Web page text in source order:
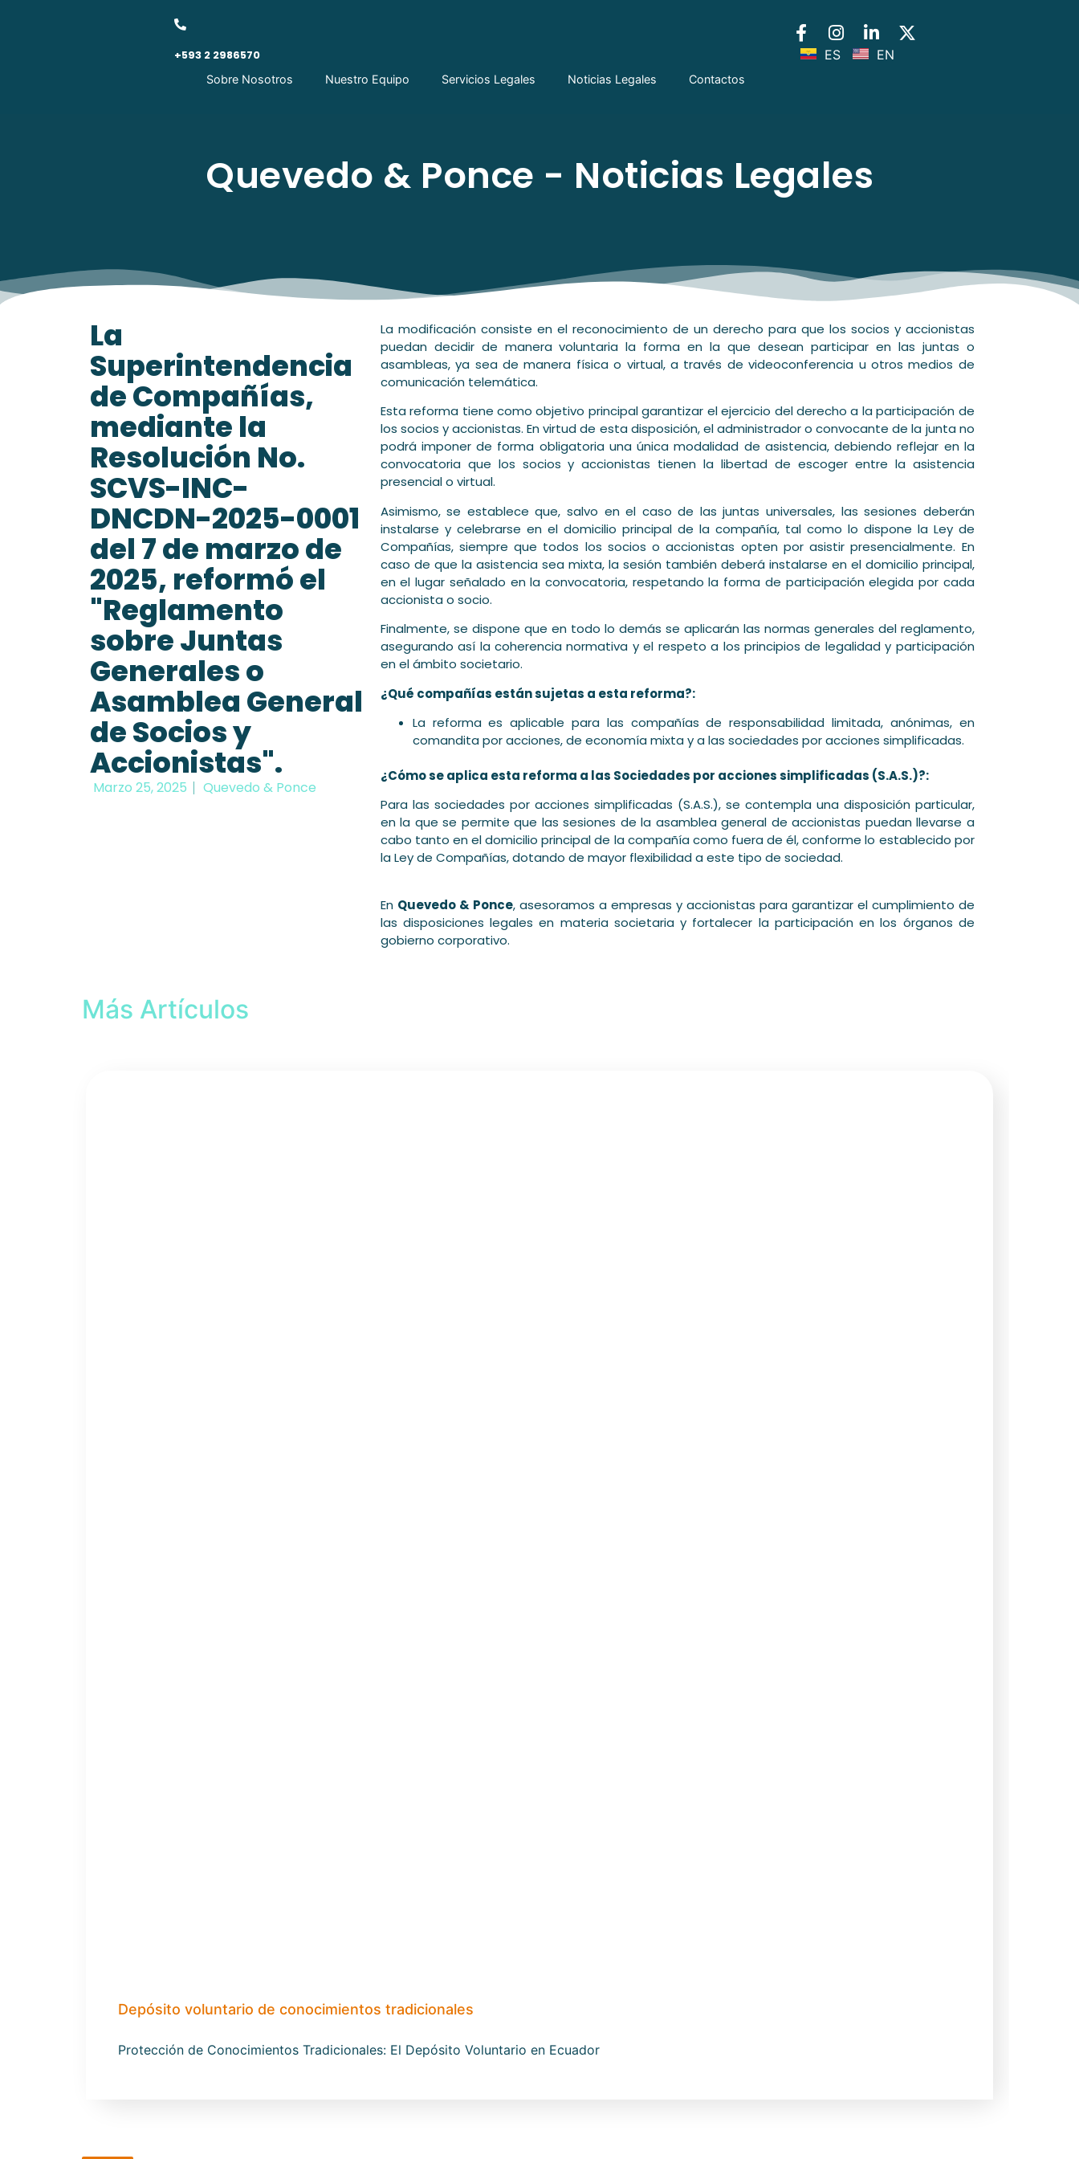
+593 2 2986570
Sobre Nosotros
Nuestro Equipo Servicios Legales Noticias Legales Contactos
ES EN
Quevedo & Ponce - Noticias Legales
La
Superintendencia
de Compañías,
mediante la
Resolución No.
SCVS-INC-
DNCDN-2025-0001
del 7 de marzo de
2025, reformó el
"Reglamento
sobre Juntas
Generales o
Asamblea General
de Socios y
Accionistas".
Marzo 25, 2025 Quevedo & Ponce
La modificación consiste en el reconocimiento de un derecho para que los socios y accionistas
puedan decidir de manera voluntaria la forma en la que desean participar en las juntas o
asambleas, ya sea de manera física o virtual, a través de videoconferencia u otros medios de
comunicación telemática.
Esta reforma tiene como objetivo principal garantizar el ejercicio del derecho a la participación de
los socios y accionistas. En virtud de esta disposición, el administrador o convocante de la junta no
podrá imponer de forma obligatoria una única modalidad de asistencia, debiendo reflejar en la
convocatoria que los socios y accionistas tienen la libertad de escoger entre la asistencia
presencial o virtual.
Asimismo, se establece que, salvo en el caso de las juntas universales, las sesiones deberán
instalarse y celebrarse en el domicilio principal de la compañía, tal como lo dispone la Ley de
Compañías, siempre que todos los socios o accionistas opten por asistir presencialmente. En
caso de que la asistencia sea mixta, la sesión también deberá instalarse en el domicilio principal,
en el lugar señalado en la convocatoria, respetando la forma de participación elegida por cada
accionista o socio.
Finalmente, se dispone que en todo lo demás se aplicarán las normas generales del reglamento,
asegurando así la coherencia normativa y el respeto a los principios de legalidad y participación
en el ámbito societario.
¿Qué compañías están sujetas a esta reforma?:
La reforma es aplicable para las compañías de responsabilidad limitada, anónimas, en
comandita por acciones, de economía mixta y a las sociedades por acciones simplificadas.
¿Cómo se aplica esta reforma a las Sociedades por acciones simplificadas (S.A.S.)?:
Para las sociedades por acciones simplificadas (S.A.S.), se contempla una disposición particular,
en la que se permite que las sesiones de la asamblea general de accionistas puedan llevarse a
cabo tanto en el domicilio principal de la compañía como fuera de él, conforme lo establecido por
la Ley de Compañías, dotando de mayor flexibilidad a este tipo de sociedad.
En Quevedo & Ponce, asesoramos a empresas y accionistas para garantizar el cumplimiento de
las disposiciones legales en materia societaria y fortalecer la participación en los órganos de
gobierno corporativo.
Más Artículos
Depósito voluntario de conocimientos tradicionales
Protección de Conocimientos Tradicionales: El Depósito Voluntario en Ecuador